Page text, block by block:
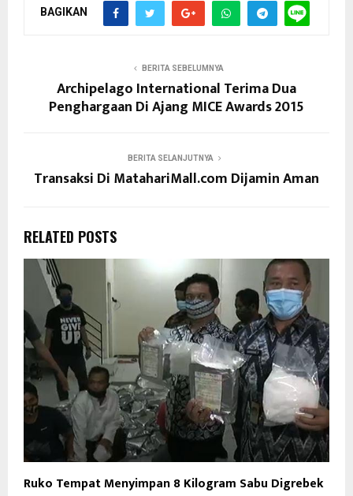
BAGIKAN
BERITA SEBELUMNYA
Archipelago International Terima Dua
Penghargaan Di Ajang MICE Awards 2015
BERITA SELANJUTNYA
Transaksi Di MatahariMall.com Dijamin Aman
RELATED POSTS
Ruko Tempat Menyimpan 8 Kilogram Sabu Digrebek